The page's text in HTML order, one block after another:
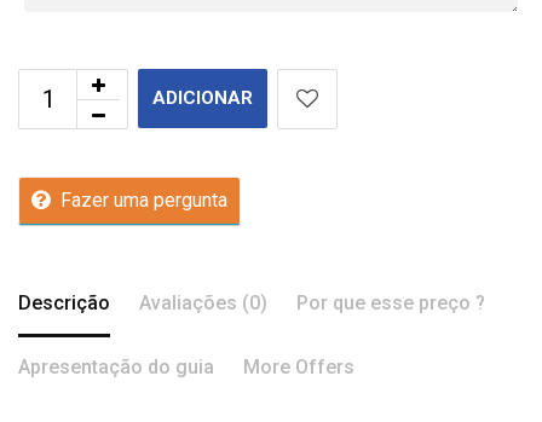
ADICIONAR
Fazer uma pergunta
Descrição Avaliações (0) Por que esse preço ?
Apresentação do guia More Offers